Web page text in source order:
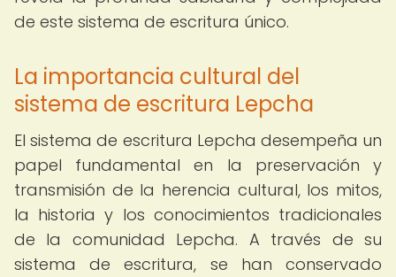
de este sistema de escritura único.
La importancia cultural del
sistema de escritura Lepcha
El sistema de escritura Lepcha desempeña un
papel fundamental en la preservación y
transmisión de la herencia cultural, los mitos,
la historia y los conocimientos tradicionales
de la comunidad Lepcha. A través de su
sistema de escritura, se han conservado